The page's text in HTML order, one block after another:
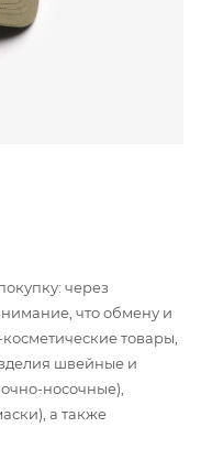
через
что обмену и
товары,
швейные и
носочные),
а также